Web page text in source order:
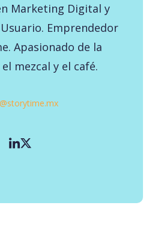
Marketing Digital y
Emprendedor
Apasionado de la
mezcal y el café.